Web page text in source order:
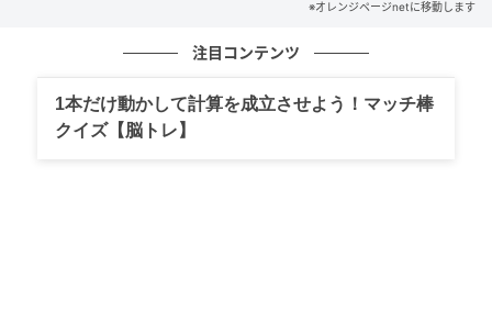
※オレンジページnetに移動します
注目コンテンツ
1本だけ動かして計算を成立させよう！マッチ棒
クイズ【脳トレ】